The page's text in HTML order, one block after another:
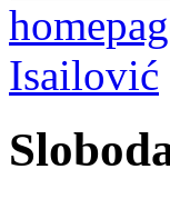
Isailović